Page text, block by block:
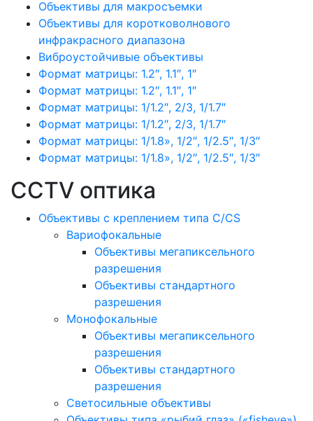
Объективы для макросъемки
Объективы для коротковолнового
инфракрасного диапазона
Виброустойчивые объективы
Формат матрицы: 1.2″, 1.1″, 1″
Формат матрицы: 1.2″, 1.1″, 1″
Формат матрицы: 1/1.2″, 2/3, 1/1.7″
Формат матрицы: 1/1.2″, 2/3, 1/1.7″
Формат матрицы: 1/1.8», 1/2″, 1/2.5″, 1/3″
Формат матрицы: 1/1.8», 1/2″, 1/2.5″, 1/3″
CCTV оптика
Объективы с креплением типа C/CS
Вариофокальные
Объективы мегапиксельного
разрешения
Объективы стандартного
разрешения
Монофокальные
Объективы мегапиксельного
разрешения
Объективы стандартного
разрешения
Светосильные объективы